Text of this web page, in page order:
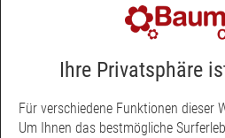
Unsere Dekohänger Wichtel aus
silbernen Glitzermütze und
Geschenkanhänger, um Ihren
verleihen, oder als Teil Ihrer
Wichtel ist einzigartig und wurde
Mit einer Größe von H 13 x B 5,5 cm
Ihre Privatsphäre
Für verschiedene Funktionen dieser
Um Ihnen das bestmögliche